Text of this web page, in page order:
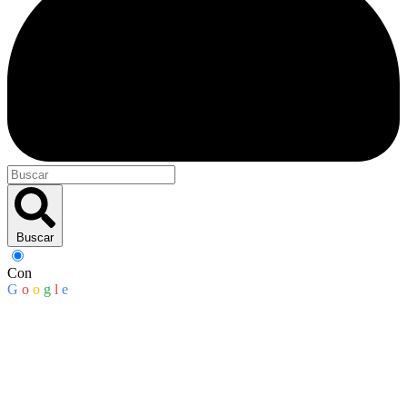
Buscar
Con
G o o g l e